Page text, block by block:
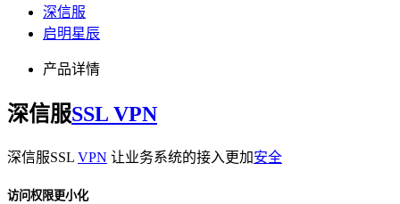
深信服
启明星辰
产品详情
深信服SSL VPN
深信服SSL VPN 让业务系统的接入更加安全
访问权限更小化